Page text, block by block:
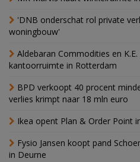
'DNB onderschat rol private
woningbouw'
Aldebaran Commodities en
kantoorruimte in Rotterdam
BPD verkoopt 40 procent
verlies krimpt naar 18 mln euro
Ikea opent Plan & Order Point
Fysio Jansen koopt pand
in Deurne